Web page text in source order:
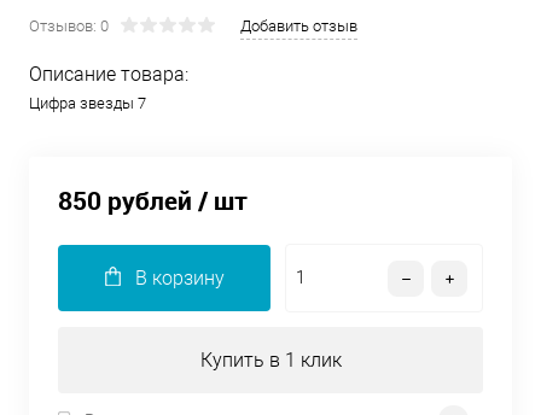
Отзывов: 0 Добавить отзыв
Описание товара:
Цифра звезды 7
850 рублей / шт
В корзину
Купить в 1 клик